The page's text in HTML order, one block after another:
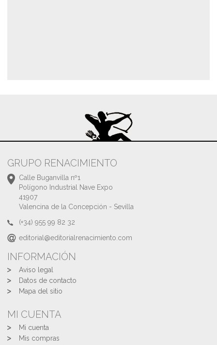
GRUPO RENACIMIENTO
Calle Buganvilla nº1
Polígono Industrial Nave Expo
41907
Valencina de la Concepción - Sevilla
(+34) 955 99 82 32
editorial@editorialrenacimiento.com
INFORMACIÓN
Aviso legal
Datos de contacto
Mapa del sitio
MI CUENTA
Mi cuenta
Mis compras